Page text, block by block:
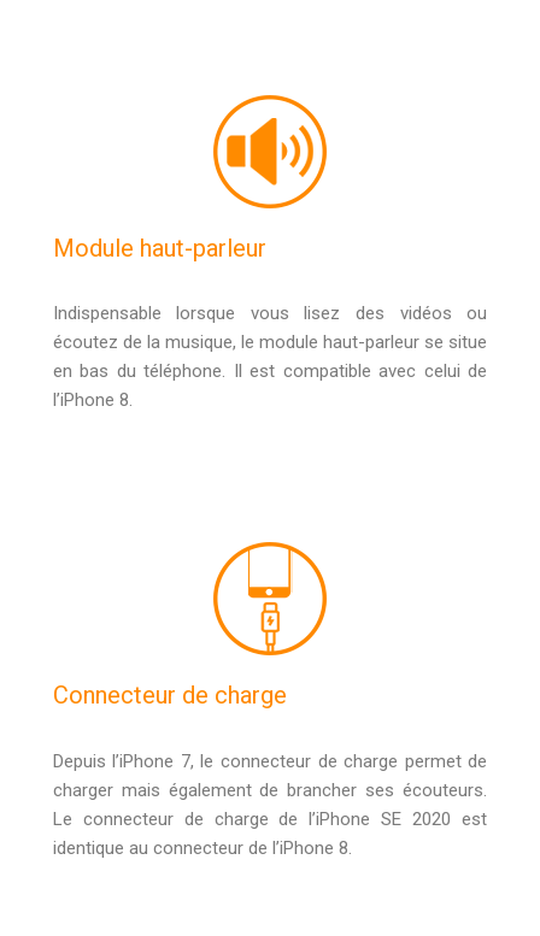
Module haut-parleur
Indispensable lorsque vous lisez des vidéos ou
écoutez de la musique, le module haut-parleur se situe
en bas du téléphone. Il est compatible avec celui de
l’iPhone 8.
Connecteur de charge
Depuis l’iPhone 7, le connecteur de charge permet de
charger mais également de brancher ses écouteurs.
Le connecteur de charge de l’iPhone SE 2020 est
identique au connecteur de l’iPhone 8.